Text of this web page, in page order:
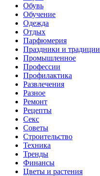
Обувь
Обучение
Одежда
Отдых
Парфюмерия
Праздники и традиции
Промышленное
Профессии
Профилактика
Развлечения
Разное
Ремонт
Рецепты
Секс
Советы
Строительство
Техника
Тренды
Финансы
Цветы и растения